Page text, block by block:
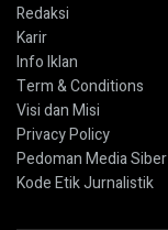
Redaksi
Karir
Info Iklan
Term & Conditions
Visi dan Misi
Privacy Policy
Pedoman Media Siber
Kode Etik Jurnalistik